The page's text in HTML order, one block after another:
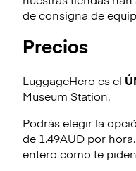
de consigna de
Precios
LuggageHero es el
Museum Station.
Podrás elegir la
de 1.49AUD por
entero como te